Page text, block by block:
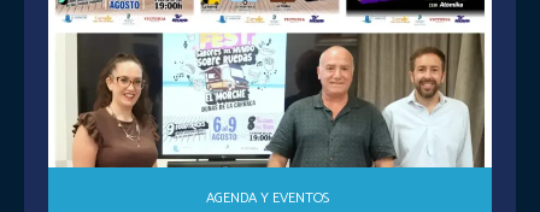
AGENDA Y EVENTOS